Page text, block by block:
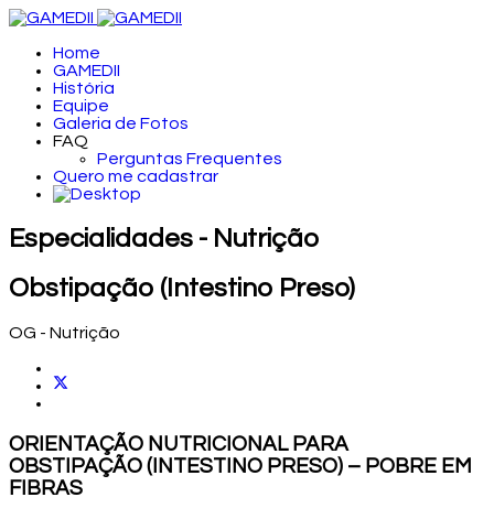
Home
GAMEDII
História
Equipe
Galeria de Fotos
FAQ
Perguntas Frequentes
Quero me cadastrar
Especialidades - Nutrição
Obstipação (Intestino Preso)
OG - Nutrição
ORIENTAÇÃO NUTRICIONAL PARA
OBSTIPAÇÃO (INTESTINO PRESO) – POBRE EM
FIBRAS